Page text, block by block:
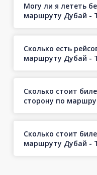
Могу ли я лететь
маршруту Дубай -
Сколько есть
маршруту Дубай -
Сколько стоит
сторону по
Сколько стоит
маршруту Дубай -